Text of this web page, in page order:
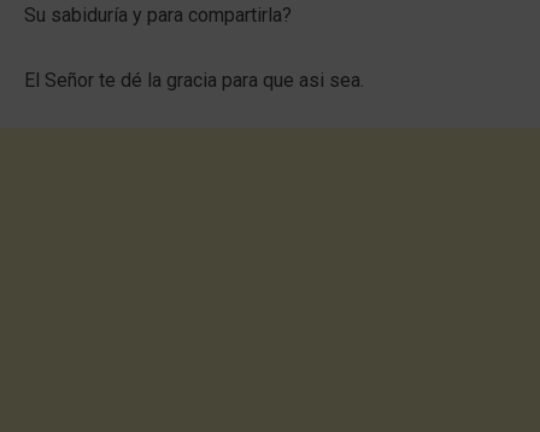
Su sabiduría y para compartirla?
El Señor te dé la gracia para que asi sea.